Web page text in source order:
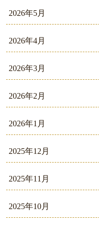
2026年5月
2026年4月
2026年3月
2026年2月
2026年1月
2025年12月
2025年11月
2025年10月